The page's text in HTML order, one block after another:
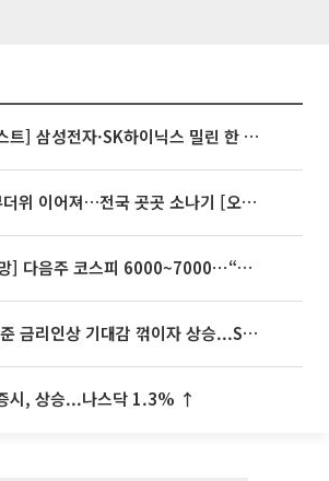
[베스트&워스트] 삼성전자·SK하이닉스 밀린 한 주…상상인증권은 85% 급등
35도 안팎 무더위 이어져…전국 곳곳 소나기 [오늘 날씨]
[주간증시전망] 다음주 코스피 6000~7000⋯“外人 수급은 정책이 변수”
뉴욕증시, 연준 금리인상 기대감 꺾이자 상승...S&P500 사상 최고치 [종합]
시, 상승...나스닥 1.3% ↑